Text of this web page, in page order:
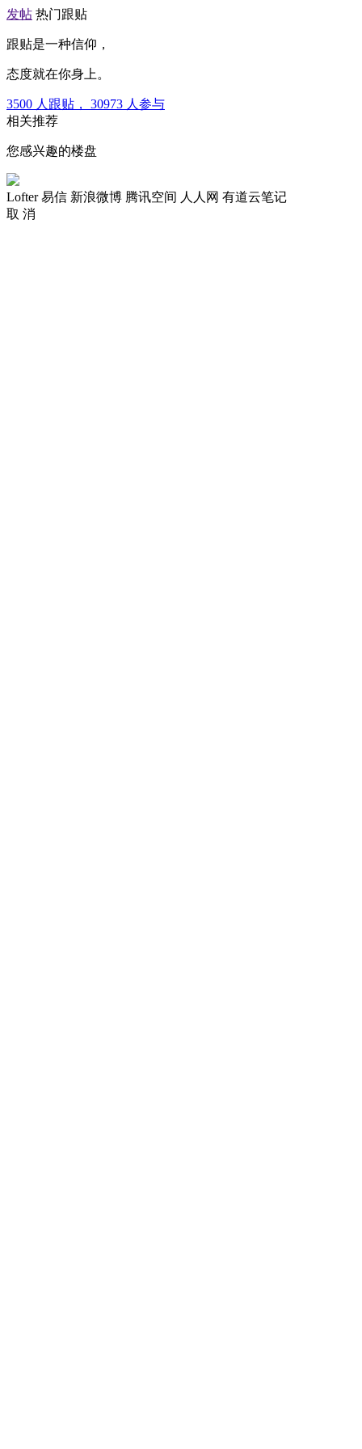
发帖 热门跟贴
跟贴是一种信仰，
态度就在你身上。
3500 人跟贴， 30973 人参与
相关推荐
您感兴趣的楼盘
Lofter 易信 新浪微博 腾讯空间 人人网 有道云笔记
取 消